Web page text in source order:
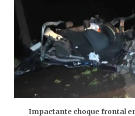
Impactante choque frontal